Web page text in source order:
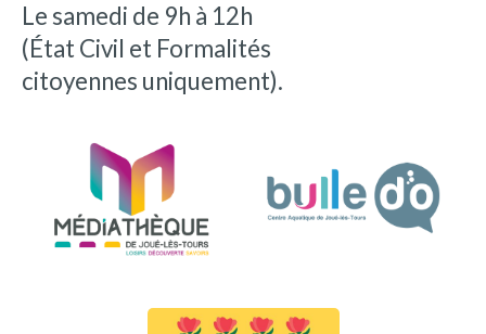
Le samedi de 9h à 12h
(État Civil et Formalités
citoyennes uniquement).